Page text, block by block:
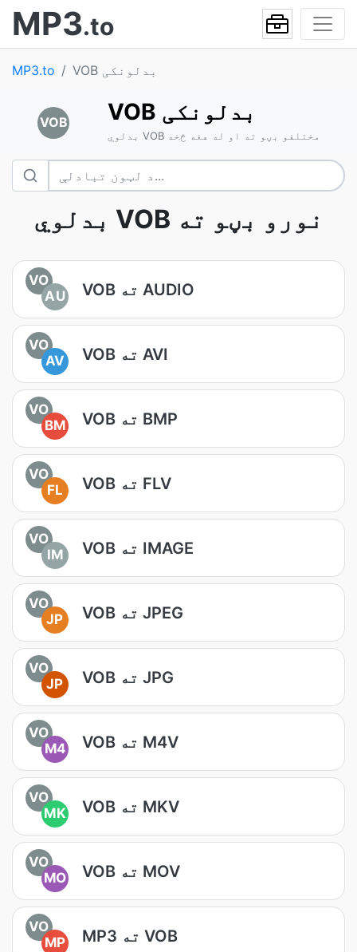
MP3.to
MP3.to VOB بدلونکی
VOB VOB بدلونکی
بدلوي VOB مختلفو بڼو ته او له هغه څخه
بدلوي VOB نورو بڼو ته
VO
AU
VOB ته AUDIO
VO
AV
VOB ته AVI
VO
BM
VOB ته BMP
VO
FL
VOB ته FLV
VO
IM
VOB ته IMAGE
VO
JP
VOB ته JPEG
VO
JP
VOB ته JPG
VO
M4
VOB ته M4V
VO
MK
VOB ته MKV
VO
MO
VOB ته MOV
VO
MP
MP3 ته VOB